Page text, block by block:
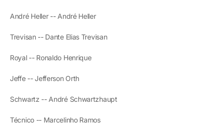
André Heller -- André Heller
Trevisan -- Dante Elias Trevisan
Royal -- Ronaldo Henrique
Jeffe -- Jefferson Orth
Schwartz -- André Schwartzhaupt
Técnico -- Marcelinho Ramos